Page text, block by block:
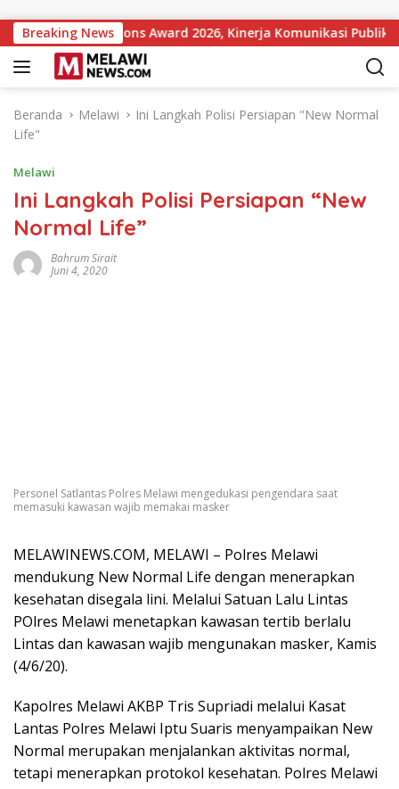
Breaking News
Institutions Award 2026, Kinerja Komunikasi Publik
Beranda Melawi
Ini Langkah Polisi Persiapan "New Normal
Life"
Melawi
Ini Langkah Polisi Persiapan “New
Normal Life”
Bahrum Sirait
Juni 4, 2020
Personel Satlantas Polres Melawi mengedukasi pengendara saat
memasuki kawasan wajib memakai masker
MELAWINEWS.COM, MELAWI – Polres Melawi
mendukung New Normal Life dengan menerapkan
kesehatan disegala lini. Melalui Satuan Lalu Lintas
POlres Melawi menetapkan kawasan tertib berlalu
Lintas dan kawasan wajib mengunakan masker, Kamis
(4/6/20).
Kapolres Melawi AKBP Tris Supriadi melalui Kasat
Lantas Polres Melawi Iptu Suaris menyampaikan New
Normal merupakan menjalankan aktivitas normal,
tetapi menerapkan protokol kesehatan. Polres Melawi